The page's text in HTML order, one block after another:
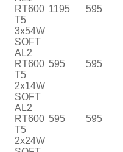
RT600
T5
3x54W
1195 595
SOFT
AL2
RT600
T5
2x14W
595 595
SOFT
AL2
RT600
T5
2x24W
595 595